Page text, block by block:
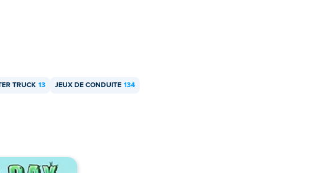
TRUCK 13 JEUX DE CONDUITE 134